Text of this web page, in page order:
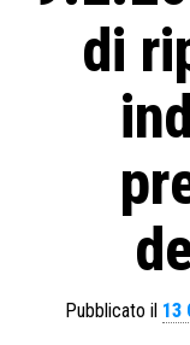
di
Pubblicato il 13